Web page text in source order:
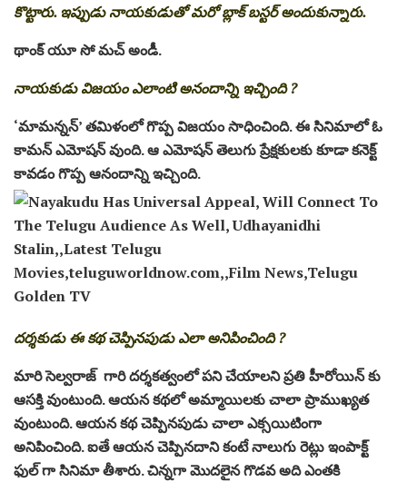
కొట్టారు. ఇప్పుడు నాయకుడుతో మరో బ్లాక్ బస్టర్ అందుకున్నారు.
థాంక్ యూ సో మచ్ అండీ.
నాయకుడు విజయం ఎలాంటి అనందాన్ని ఇచ్చింది ?
‘మామన్నన్’ తమిళంలో గొప్ప విజయం సాధించింది. ఈ సినిమాలో ఓ
కామన్ ఎమోషన్ వుంది. ఆ ఎమోషన్ తెలుగు ప్రేక్షకులకు కూడా కనెక్ట్
కావడం గొప్ప ఆనందాన్ని ఇచ్చింది.
దర్శకుడు ఈ కథ చెప్పినపుడు ఎలా అనిపించింది ?
మారి సెల్వరాజ్ గారి దర్శకత్వంలో పని చేయాలని ప్రతి హీరోయిన్ కు
ఆసక్తి వుంటుంది. ఆయన కథలో అమ్మాయిలకు చాలా ప్రాముఖ్యత
వుంటుంది. ఆయన కథ చెప్పినపుడు చాలా ఎక్సయిటింగా
అనిపించింది. ఐతే ఆయన చెప్పినదాని కంటే నాలుగు రెట్లు ఇంపాక్ట్
ఫుల్ గా సినిమా తీశారు. చిన్నగా మొదలైన గొడవ అది ఎంతకి